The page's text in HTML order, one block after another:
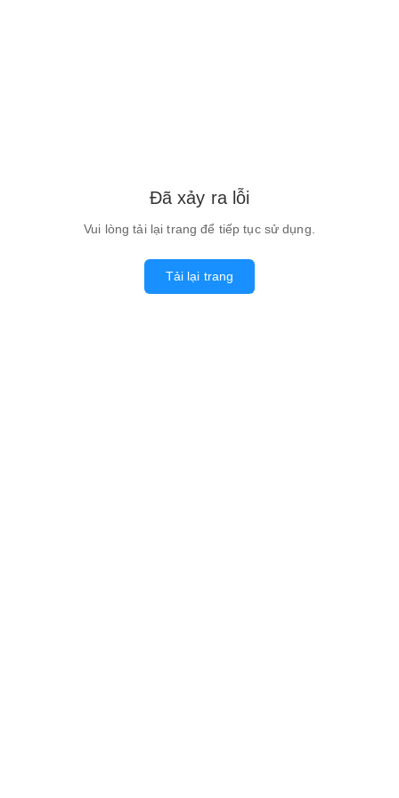
Đã xảy ra lỗi
Vui lòng tải lại trang để tiếp tục sử dụng.
Tải lại trang